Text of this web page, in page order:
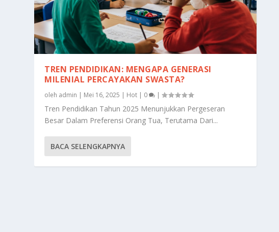
TREN PENDIDIKAN: MENGAPA GENERASI
MILENIAL PERCAYAKAN SWASTA?
oleh admin | Mei 16, 2025 | Hot | 0 |
Tren Pendidikan Tahun 2025 Menunjukkan Pergeseran
Besar Dalam Preferensi Orang Tua, Terutama Dari...
BACA SELENGKAPNYA